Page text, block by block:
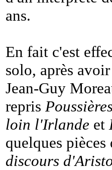
ans.
En fait c'est
solo, après
Jean-Guy
repris
loin l'Irlande et
quelques
discours